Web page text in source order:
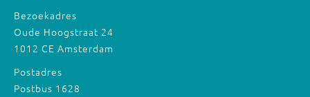
Bezoekadres
Oude Hoogstraat 24
1012 CE Amsterdam
Postadres
Postbus 1628